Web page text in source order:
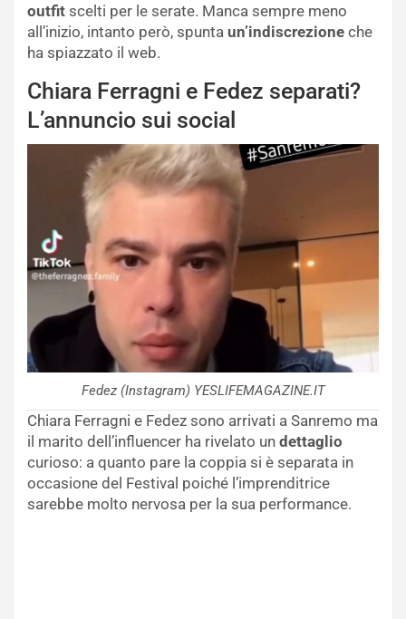
outfit scelti per le serate. Manca sempre meno
all’inizio, intanto però, spunta un’indiscrezione che
ha spiazzato il web.
Chiara Ferragni e Fedez separati?
L’annuncio sui social
Fedez (Instagram) YESLIFEMAGAZINE.IT
Chiara Ferragni e Fedez sono arrivati a Sanremo ma
il marito dell’influencer ha rivelato un dettaglio
curioso: a quanto pare la coppia si è separata in
occasione del Festival poiché l’imprenditrice
sarebbe molto nervosa per la sua performance.